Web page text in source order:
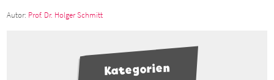
Autor: Prof. Dr. Holger Schmitt
Kategorien